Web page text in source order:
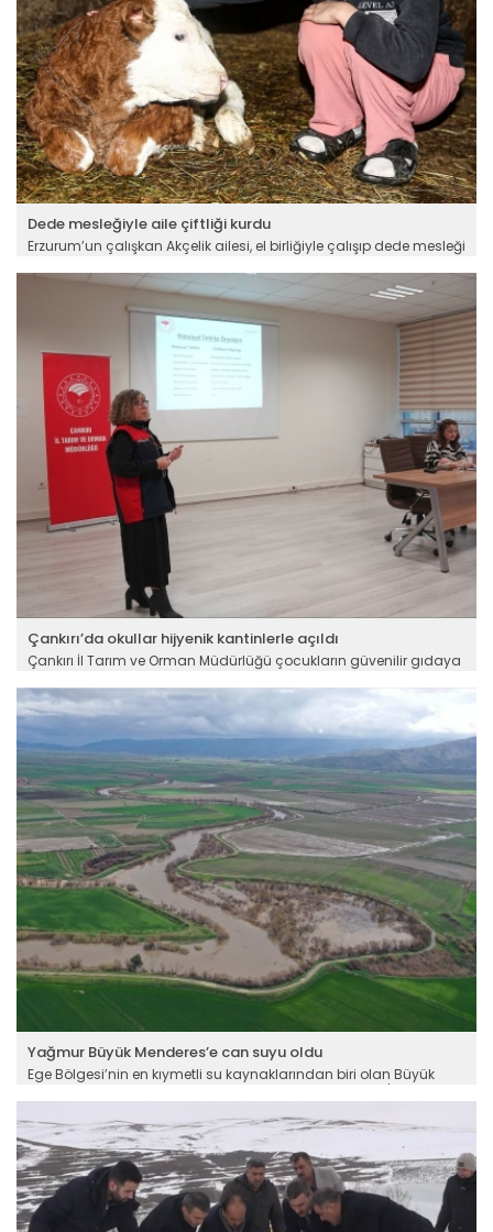
Dede mesleğiyle aile çiftliği kurdu
Erzurum’un çalışkan Akçelik ailesi, el birliğiyle çalışıp dede mesleği
İbaci Akçelik, eşi, çocukları ve gelinleriyle birlikte hayvanların
bakımını yapıyor, kapasiteyi arttırmak hedefiyle çalışıyor. Yılda
yaklaşık 40 ton sütün üretildiği işletmeden elde edilen gelir yeni
yatırımlar için harcanıyor.
Devamını Oku ->
Çankırı’da okullar hijyenik kantinlerle açıldı
Çankırı İl Tarım ve Orman Müdürlüğü çocukların güvenilir gıdaya
okullarda faaliyet gösteren kantin ve yemekhanelerde görev
yapan personele yönelik hijyen eğitimi verildi. Eğitimde; gıda
işletmelerinde uyulması gereken özel hijyen kuralları, personel
hijyeni, gıdaların depolanması, hazırlanması, servis ve satış
koşulları gibi konular ele alındı.
Devamını Oku ->
Yağmur Büyük Menderes’e can suyu oldu
Ege Bölgesi’nin en kıymetli su kaynaklarından biri olan Büyük
Menderes Nehri kuraklığın etkilerini geride bıraktı. Aydın'da son
günlerde etkili olan sağanakla birlikte nehrin su seviyesi yükseldi.
Aydın Ovası'nın can damarı Büyük Menderes Nehri'nin neredeyse
taşkın seviyesinde suya kavuşması en çok da çiftçileri sevindirdi.
Devamını Oku ->